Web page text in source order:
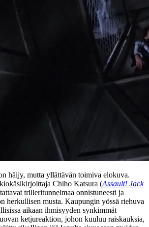
häijy, mutta yllättävän toimiva elokuva.
Chiho Katsura (Assault! Jack
trilleritunnelmaa onnistuneesti ja
herkullisen musta. Kaupungin yössä riehuva
aikaan ihmisyyden synkimmät
ketjureaktion, johon kuuluu raiskauksia,